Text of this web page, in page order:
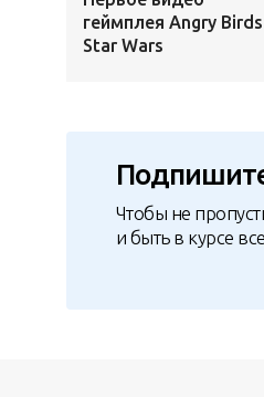
геймплея Angry Birds
Star Wars
Чтобы не
и быть в курсе